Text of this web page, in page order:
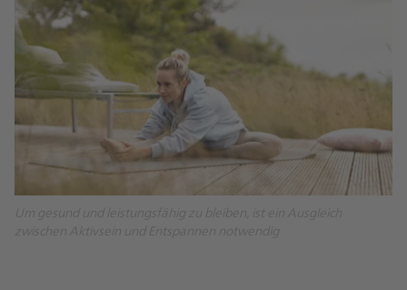
Um gesund und leistungsfähig zu bleiben, ist ein Ausgleich
zwischen Aktivsein und Entspannen notwendig